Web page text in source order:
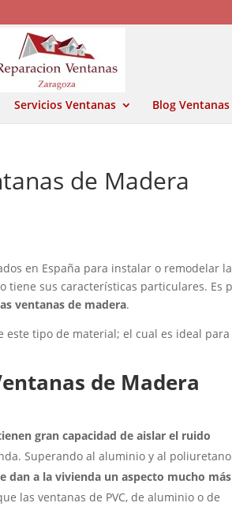
Servicios Ventanas Blog
de Madera
en España para instalar o remodelar
tiene sus características particulares. Es
ventanas de madera.
este tipo de material; el cual es ideal
de Madera
gran capacidad de aislar el ruido
Superando al aluminio y al
dan a la vivienda un aspecto mucho más
las ventanas de PVC, de aluminio o de